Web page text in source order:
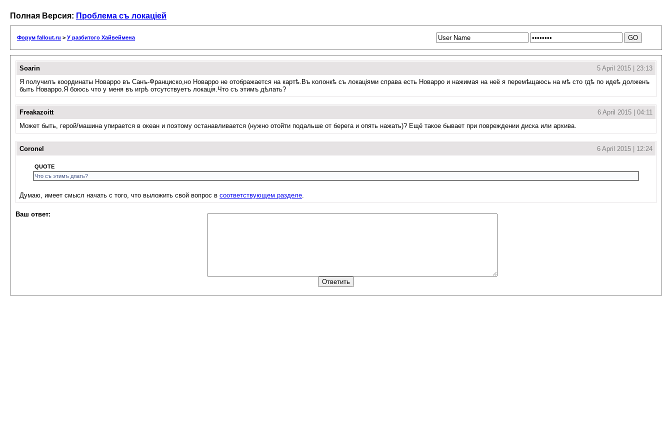
Полная Версия: Проблема съ локацiей
Форум fallout.ru > У разбитого Хайвеймена
Soarin
5 April 2015 | 23:13
Я получилъ координаты Новарро въ Санъ-Франциско,но Новарро не отображается на картѣ.Въ колонкѣ съ локацiями справа есть Новарро и нажимая на неё я перемѣщаюсь на мѣ сто гдѣ по идеѣ долженъ
быть Новарро.Я боюсь что у меня въ игрѣ отсутствуетъ локацiя.Что съ этимъ дѣлать?
Freakazoitt
6 April 2015 | 04:11
Может быть, герой/машина упирается в океан и поэтому останавливается (нужно отойти подальше от берега и опять нажать)? Ещё такое бывает при повреждении диска или архива.
Coronel 6 April 2015 | 12:24
QUOTE
Что съ этимъ длать?
Думаю, имеет смысл начать с того, что выложить свой вопрос в соответствующем разделе.
Ваш ответ: